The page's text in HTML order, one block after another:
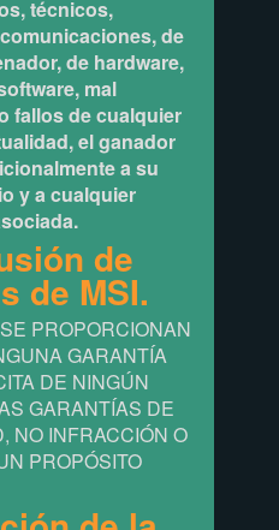
técnicos,
de
de hardware,
mal
fallos de cualquier
el ganador
a su
y a cualquier
de
de MSI.
PROPORCIONAN
GARANTÍA
DE NINGÚN
GARANTÍAS DE
NO INFRACCIÓN O
PROPÓSITO